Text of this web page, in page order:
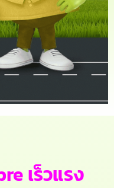
เร็วแรง